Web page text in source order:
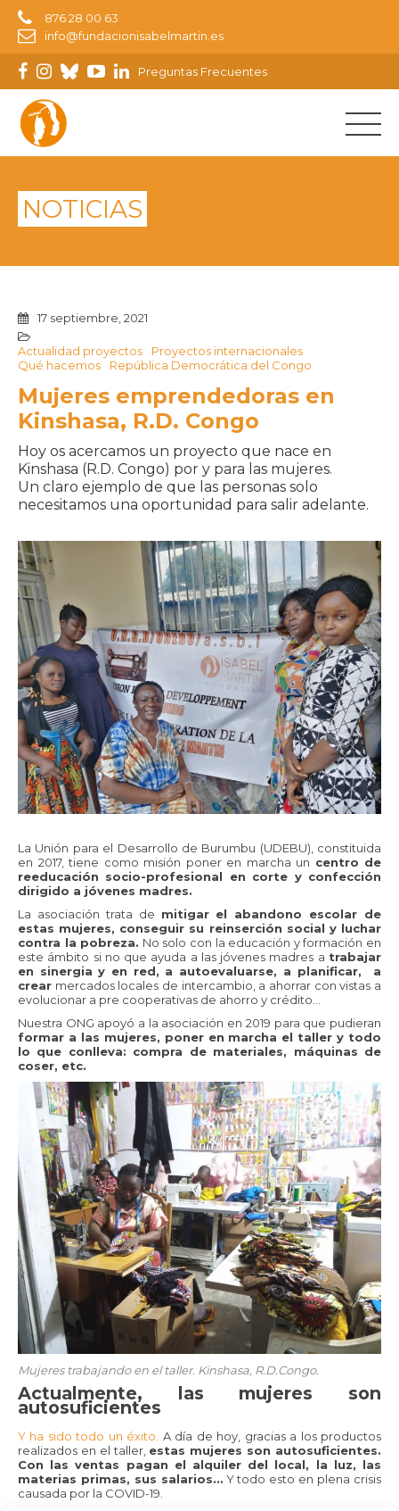
876 28 00 63
info@fundacionisabelmartin.es
Preguntas Frecuentes
NOTICIAS
17 septiembre, 2021
Actualidad proyectos
Proyectos internacionales
Qué hacemos
República Democrática del Congo
Mujeres emprendedoras en
Kinshasa, R.D. Congo
Hoy os acercamos un proyecto que nace en
Kinshasa (R.D. Congo) por y para las mujeres.
Un claro ejemplo de que las personas solo
necesitamos una oportunidad para salir adelante.
La Unión para el Desarrollo de Burumbu (UDEBU), constituida
en 2017, tiene como misión poner en marcha un centro de
reeducación socio-profesional en corte y confección
dirigido a jóvenes madres.
La asociación trata de mitigar el abandono escolar de
estas mujeres, conseguir su reinserción social y luchar
contra la pobreza. No solo con la educación y formación en
este ámbito si no que ayuda a las jóvenes madres a trabajar
en sinergia y en red, a autoevaluarse, a planificar, a
crear mercados locales de intercambio, a ahorrar con vistas a
evolucionar a pre cooperativas de ahorro y crédito…
Nuestra ONG apoyó a la asociación en 2019 para que pudieran
formar a las mujeres, poner en marcha el taller y todo
lo que conlleva: compra de materiales, máquinas de
coser, etc.
Mujeres trabajando en el taller. Kinshasa, R.D.Congo.
Actualmente, las mujeres son
autosuficientes
Y ha sido todo un éxito. A día de hoy, gracias a los productos
realizados en el taller, estas mujeres son autosuficientes.
Con las ventas pagan el alquiler del local, la luz, las
materias primas, sus salarios…Y todo esto en plena crisis
causada por la COVID-19.